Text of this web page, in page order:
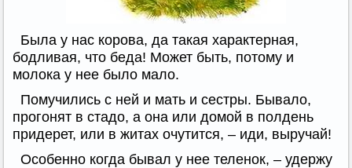
Была у нас корова, да такая характерная,
бодливая, что беда! Может быть, потому и
молока у нее было мало.
Помучились с ней и мать и сестры. Бывало,
прогонят в стадо, а она или домой в полдень
придерет, или в житах очутится, – иди, выручай!
Особенно когда бывал у нее теленок, – удержу